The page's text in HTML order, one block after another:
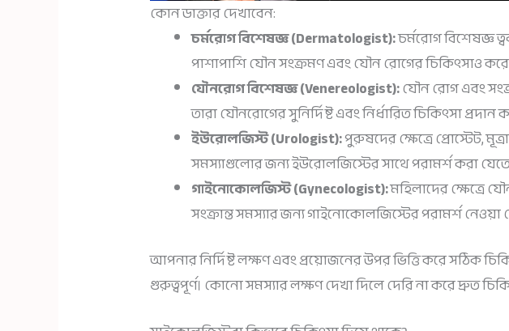
কোন ডাক্তার দেখাবেন:
চর্মরোগ বিশেষজ্ঞ (Dermatologist):চর্মরোগ বিশেষজ্ঞ
পাশাপাশি যৌন সংক্রমণ এবং যৌন রোগের চিকিৎসাও
যৌনরোগ বিশেষজ্ঞ (Venereologist):যৌন রোগ এবং
তারা যৌনরোগের সুনির্দিষ্ট এবং নির্ধারিত চিকিৎসা প্রদান
ইউরোলজিস্ট (Urologist):পুরুষদের ক্ষেত্রে প্রোস্টেট,
সমস্যাগুলোর জন্য ইউরোলজিস্টের সাথে পরামর্শ করা যেতে
গাইনোকোলজিস্ট (Gynecologist):মহিলাদের ক্ষেত্রে
সংক্রান্ত সমস্যার জন্য গাইনোকোলজিস্টের পরামর্শ নেওয়া
আপনার নির্দিষ্ট লক্ষণ এবং প্রয়োজনের উপর ভিত্তি করে সঠিক
গুরুত্বপূর্ণ। কোনো সমস্যার লক্ষণ দেখা দিলে দেরি না করে দ্রুত